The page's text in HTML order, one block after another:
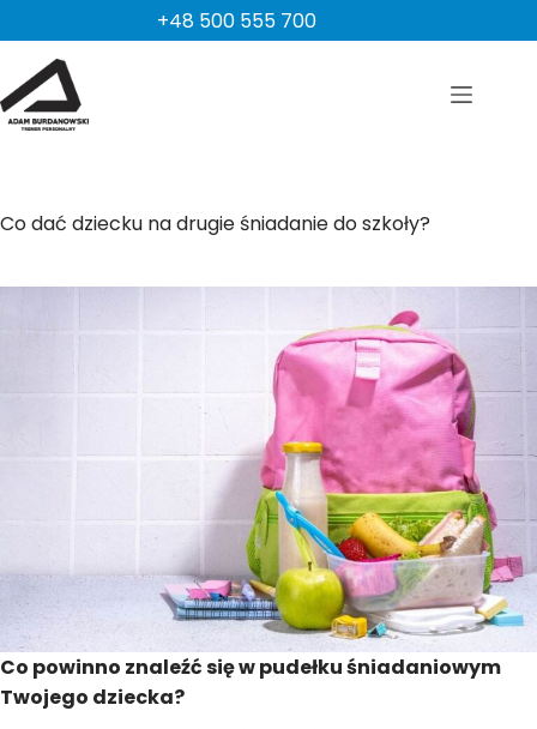
do
treści
+48 500 555 700
Co dać dziecku na drugie śniadanie do szkoły?
Co powinno znaleźć się w pudełku śniadaniowym
Twojego dziecka?